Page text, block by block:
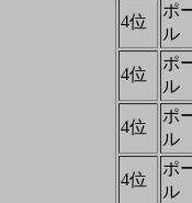
4位
ポ
ル
4位
ポ
ル
4位
ポ
ル
4位
ポ
ル